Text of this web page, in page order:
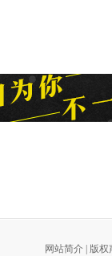
网站简介
版权